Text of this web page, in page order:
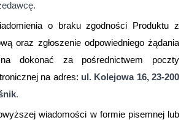
o braku zgodności Produktu z
oraz zgłoszenie odpowiedniego żądania
dokonać za pośrednictwem poczty
na adres: ul. Kolejowa 16, 23-200
.
wiadomości w formie pisemnej lub